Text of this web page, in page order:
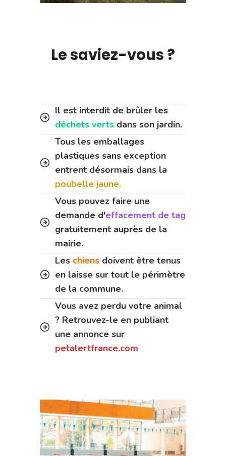
Le saviez-vous ?
Il est interdit de brûler les
déchets verts dans son jardin.
Tous les emballages
plastiques sans exception
entrent désormais dans la
poubelle jaune.
Vous pouvez faire une
demande d'effacement de tag
gratuitement auprès de la
mairie.
Les chiens doivent être tenus
en laisse sur tout le périmètre
de la commune.
Vous avez perdu votre animal
? Retrouvez-le en publiant
une annonce sur
petalertfrance.com